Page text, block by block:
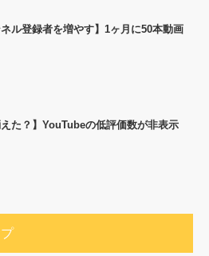
ネル登録者を増やす】1ヶ月に50本動画
えた？】YouTubeの低評価数が非表示